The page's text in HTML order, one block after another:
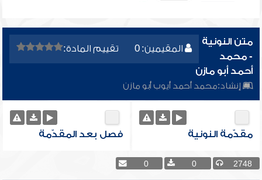
المقيمين: 0 تقييم المادة:
متن النونية
- محمد
أحمد أبو مازن
إنشاد:محمد أحمد أيوب أبو مازن
مقدّمة النونية فصل بعد المقدّمة
2748
0
0